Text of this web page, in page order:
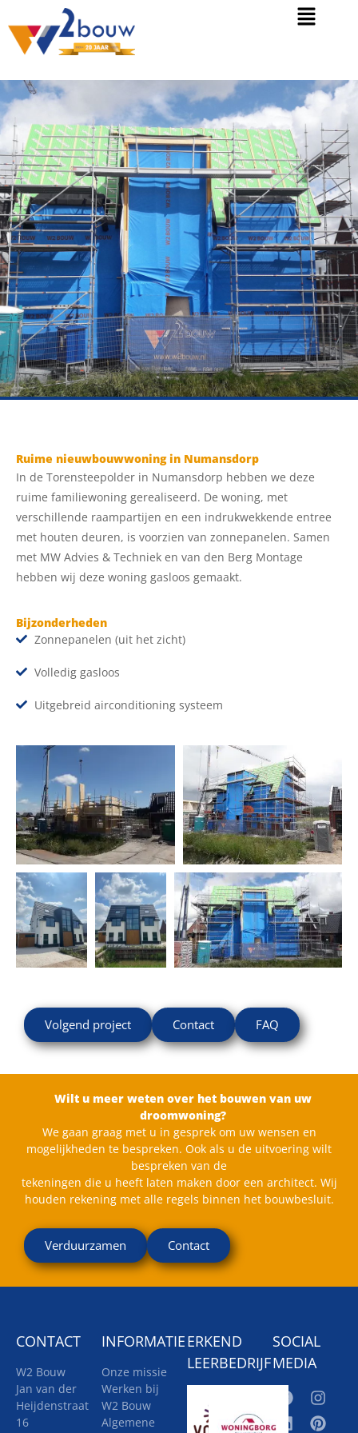
Ruime nieuwbouwwoning in Numansdorp
In de Torensteepolder in Numansdorp hebben we deze
ruime familiewoning gerealiseerd. De woning, met
verschillende raampartijen en een indrukwekkende entree
met houten deuren, is voorzien van zonnepanelen. Samen
met MW Advies & Techniek en van den Berg Montage
hebben wij deze woning gasloos gemaakt.
Bijzonderheden
Zonnepanelen (uit het zicht)
Volledig gasloos
Uitgebreid airconditioning systeem
Volgend project Contact FAQ
Wilt u meer weten over het bouwen van uw
droomwoning?
We gaan graag met u in gesprek om uw wensen en
mogelijkheden te bespreken. Ook als u de uitvoering wilt
bespreken van de
tekeningen die u heeft laten maken door een architect. Wij
houden rekening met alle regels binnen het bouwbesluit.
Verduurzamen Contact
CONTACT
W2 Bouw
Jan van der
Heijdenstraat
16
INFORMATIE
Onze missie
Werken bij
W2 Bouw
Algemene
ERKEND
LEERBEDRIJF
SOCIAL
MEDIA